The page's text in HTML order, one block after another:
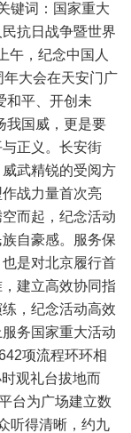
键词：国家重大
抗日战争暨世界
午，纪念中国人
大会在天安门广
和平、开创未
国威，更是要
正义。长安街
武精锐的受阅方
战力量首次亮
而起，纪念活动
自豪感。服务保
是对北京履行首
建立高效协同指
，纪念活动高效
务国家重大活动
项流程环环相
观礼台拔地而
台为广场建立数
听得清晰，约九